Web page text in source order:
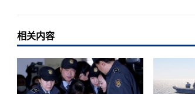
相关内容